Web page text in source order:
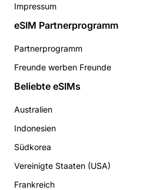
Impressum
eSIM Partnerprogramm
Partnerprogramm
Freunde werben Freunde
Beliebte eSIMs
Australien
Indonesien
Südkorea
Vereinigte Staaten (USA)
Frankreich